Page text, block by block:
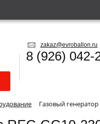
zakaz@evroballon.ru
8 (926) 042-
Газовый генератор